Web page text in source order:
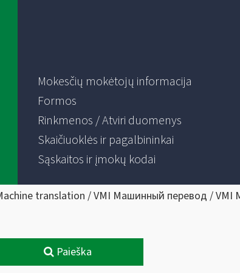
Mokesčių mokėtojų informacija
Formos
Rinkmenos / Atviri duomenys
Skaičiuoklės ir pagalbininkai
Sąskaitos ir įmokų kodai
translation / VMI Машинный перевод / VMI
Paieška